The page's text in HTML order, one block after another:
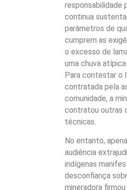
responsabilidade
continua
parâmetros de
cumprem as
o excesso de
uma chuva
Para contestar o
contratada pela
comunidade, a
contratou outras
técnicas.
No entanto,
audiência
indígenas
desconfiança
mineradora